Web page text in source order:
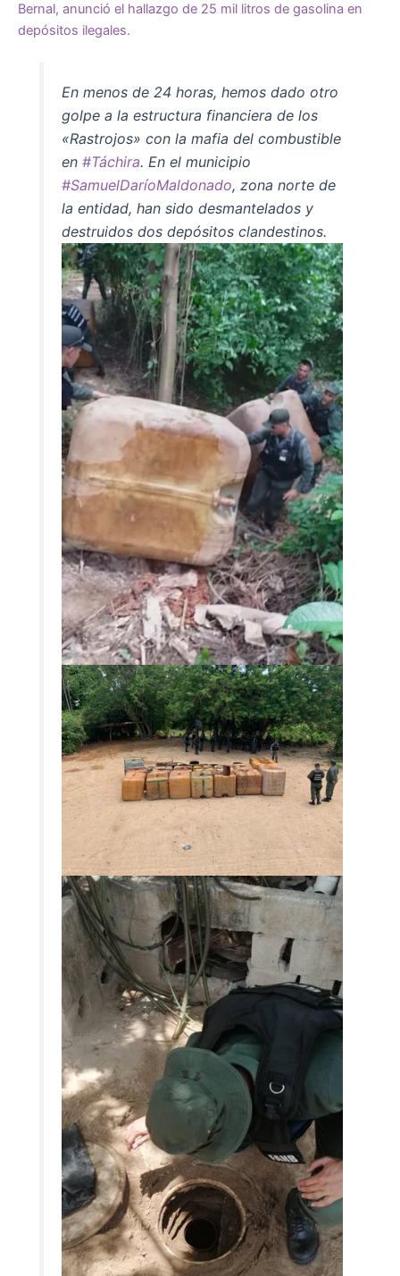
Bernal, anunció el hallazgo de 25 mil litros de gasolina en
depósitos ilegales.
En menos de 24 horas, hemos dado otro
golpe a la estructura financiera de los
«Rastrojos» con la mafia del combustible
en#Táchira. En el municipio
#SamuelDaríoMaldonado, zona norte de
la entidad, han sido desmantelados y
destruidos dos depósitos clandestinos.